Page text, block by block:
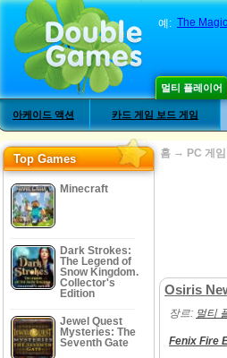
예: The
멀티 플레이어
아케이드 액션 카드 게임 보드 게임
Top Games
Minecraft
Dark Strokes:
The Legend of
Snow Kingdom.
Collector's
Edition
Jewel Quest
Mysteries: The
Seventh Gate
홈 → PC 게임
Osiris
장르: 멀티
Fenix Fire